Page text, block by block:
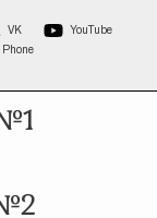
VK
YouTube
Phone